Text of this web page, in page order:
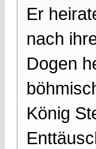
Er
nach
Dogen
König